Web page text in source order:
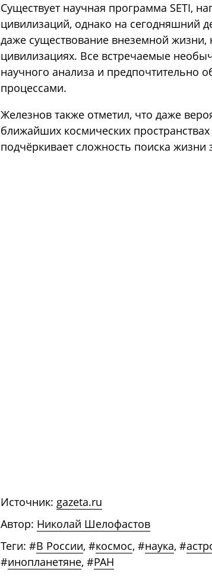
Существует научная программа SETI,
цивилизаций, однако на сегодняшний
даже существование внеземной
цивилизациях. Все встречаемые
научного анализа и предпочтительно
процессами.
Железнов также отметил, что даже
ближайших космических
подчёркивает сложность поиска
Источник: gazeta.ru
Автор: Николай Шелофастов
Теги: #В России, #космос, #наука, #
#инопланетяне, #РАН